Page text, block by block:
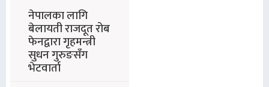
नेपालका लागि
बेलायती राजदूत रोब
फेनद्वारा गृहमन्त्री
सुधन गुरुङसँग
भेटवार्ता